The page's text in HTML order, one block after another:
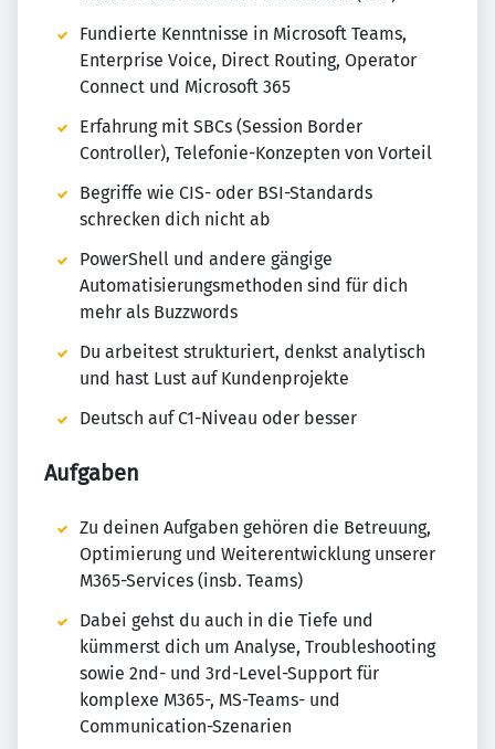
Fundierte Kenntnisse in Microsoft Teams,
Enterprise Voice, Direct Routing, Operator
Connect und Microsoft 365
Erfahrung mit SBCs (Session Border
Controller), Telefonie-Konzepten von Vorteil
Begriffe wie CIS- oder BSI-Standards
schrecken dich nicht ab
PowerShell und andere gängige
Automatisierungsmethoden sind für dich
mehr als Buzzwords
Du arbeitest strukturiert, denkst analytisch
und hast Lust auf Kundenprojekte
Deutsch auf C1-Niveau oder besser
Aufgaben
Zu deinen Aufgaben gehören die Betreuung,
Optimierung und Weiterentwicklung unserer
M365-Services (insb. Teams)
Dabei gehst du auch in die Tiefe und
kümmerst dich um Analyse, Troubleshooting
sowie 2nd- und 3rd-Level-Support für
komplexe M365-, MS-Teams- und
Communication-Szenarien